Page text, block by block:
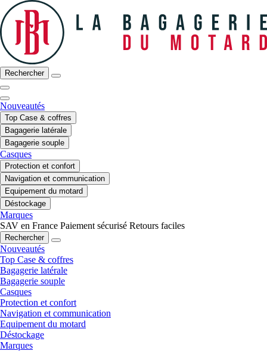
Rechercher
Nouveautés
Top Case & coffres
Bagagerie latérale
Bagagerie souple
Casques
Protection et confort
Navigation et communication
Equipement du motard
Déstockage
Marques
SAV en France Paiement sécurisé Retours faciles
Rechercher
Nouveautés
Top Case & coffres
Bagagerie latérale
Bagagerie souple
Casques
Protection et confort
Navigation et communication
Equipement du motard
Déstockage
Marques